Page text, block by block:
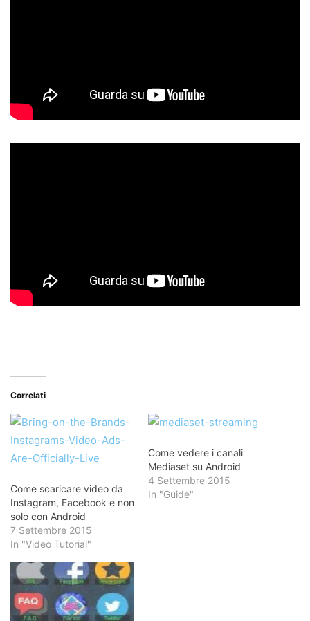
Correlati
Come scaricare video da
Instagram, Facebook e non
solo con Android
7 Settembre 2015
In "Video Tutorial"
Come vedere i canali
Mediaset su Android
4 Settembre 2015
In "Guide"